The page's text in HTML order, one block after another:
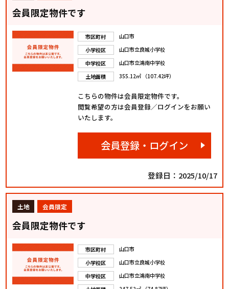
会員限定物件です
市区町村
山口市
小学校区
山口市立良城小学校
中学校区
山口市立鴻南中学校
土地面積
355.12㎡ （107.42坪）
こちらの物件は会員限定物件です。
閲覧希望の方は会員登録／ログインをお願い
いたします。
会員登録・ログイン
登録日：2025/10/17
土地 会員限定
会員限定物件です
市区町村
山口市
小学校区
山口市立良城小学校
中学校区
山口市立鴻南中学校